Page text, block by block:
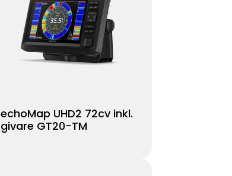
echoMap UHD2 72cv inkl.
givare GT20-TM